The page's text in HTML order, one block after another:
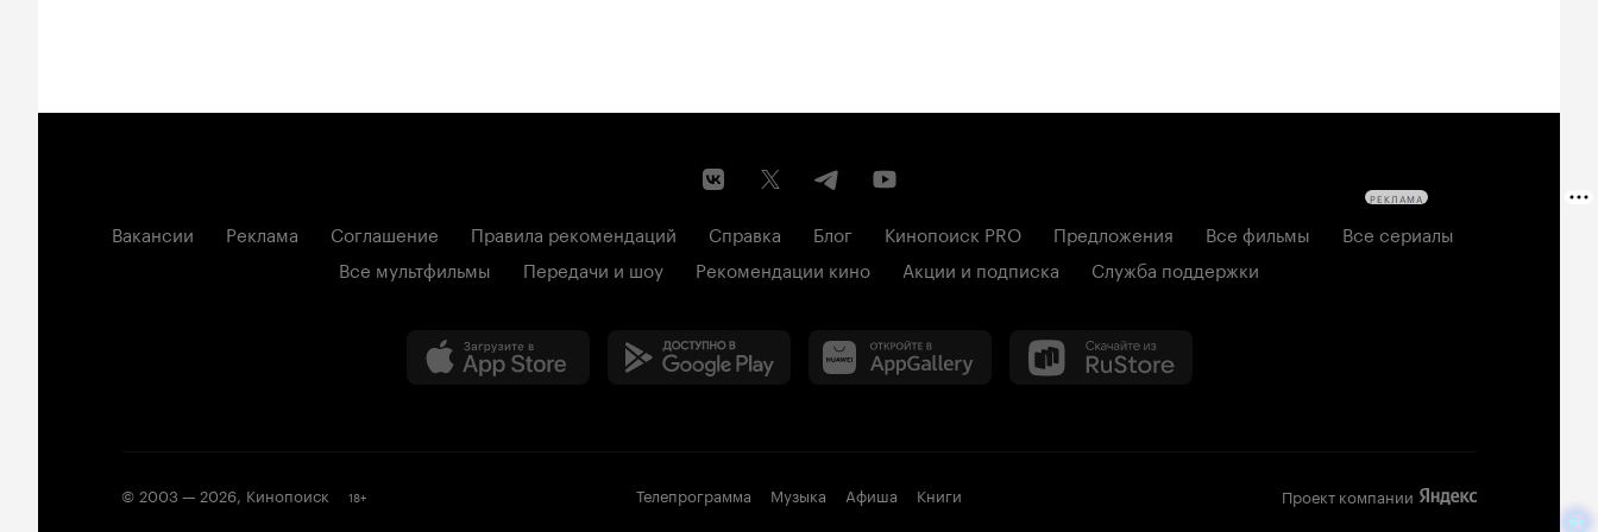
Вакансии Реклама Соглашение Правила рекомендаций Справка Блог Кинопоиск PRO Предложения Все фильмы
Все сериалы
Все мультфильмы
Передачи и шоу Рекомендации кино Акции и подписка Служба поддержки
© 2003 —2026, Кинопоиск 18+ Телепрограмма Музыка Афиша Книги Проект компании
РЕКЛАМА